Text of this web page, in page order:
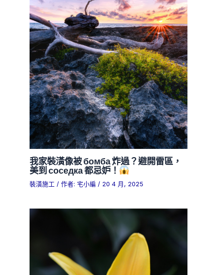
我家裝潢像被 бомба 炸過？避開雷區，
美到 соседка 都忌妒！
裝潢施工 / 作者: 宅小編 / 20 4 月, 2025